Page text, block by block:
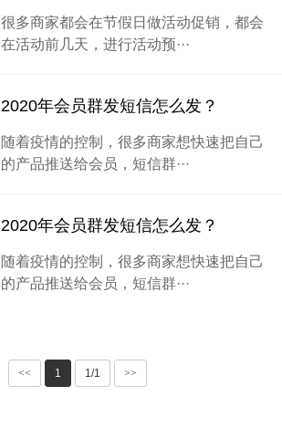
很多商家都会在节假日做活动促销，都会
在活动前几天，进行活动预···
2020年会员群发短信怎么发？
随着疫情的控制，很多商家想快速把自己
的产品推送给会员，短信群···
2020年会员群发短信怎么发？
随着疫情的控制，很多商家想快速把自己
的产品推送给会员，短信群···
<< 1 1/1 >>